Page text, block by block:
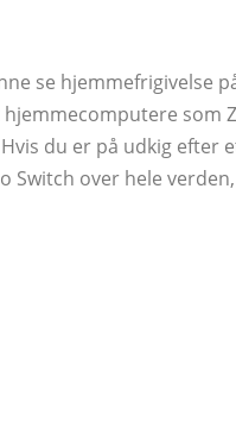
se hjemmefrigivelse
hjemmecomputere som
du er på udkig efter
Switch over hele